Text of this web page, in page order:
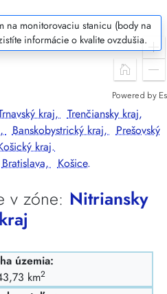
na monitorovaciu stanicu (body na
informácie o kvalite ovzdušia.
kraj, Trenčiansky kraj,
Banskobystrický kraj, Prešovský
kraj.
Bratislava, Košice.
v zóne: Nitriansky
kraj
územia:
km2